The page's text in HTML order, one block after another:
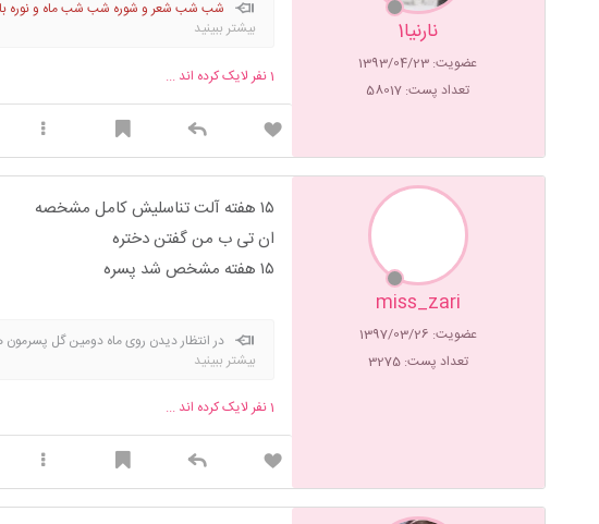
نارنیا1
عضویت: 1393/04/23
تعداد پست: 58017
شب شب شعر و شوره شب شب ماه و نوره با
بیشتر ببینید
1نفر لایک کرده اند ...
miss_zari
عضویت: 1397/03/26
تعداد پست: 3275
۱۵ هفته آلت تناسلیش کامل مشخصه
ان تی ب من گفتن دختره
۱۵ هفته مشخص شد پسره
در انتظار دیدن روی ماه دومین گل
بیشتر ببینید
1نفر لایک کرده اند ...